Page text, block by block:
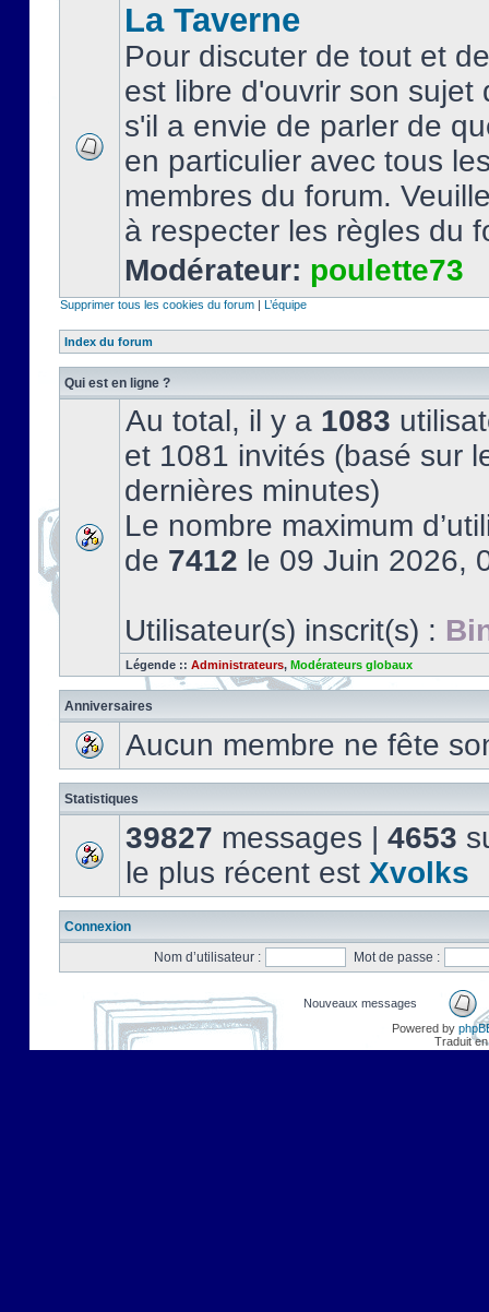
La Taverne
Pour discuter de tout et
est libre d'ouvrir son sujet
s'il a envie de parler de
en particulier avec tous
membres du forum.
à respecter les règles du
Modérateur: poulette73
Supprimer tous les cookies du forum | L’équipe
Index du forum
Qui est en ligne ?
Au total, il y a 1083
et 1081 invités (basé sur
dernières minutes)
Le nombre maximum
de 7412 le 09 Juin 2026,
Utilisateur(s) inscrit(s) :
Légende :: Administrateurs, Modérateurs globaux
Anniversaires
Aucun membre ne fête
Statistiques
39827 messages | 4653
le plus récent est Xvolks
Connexion
Nom d’utilisateur :
Mot de passe :
Nouveaux messages
Powered by
Traduit